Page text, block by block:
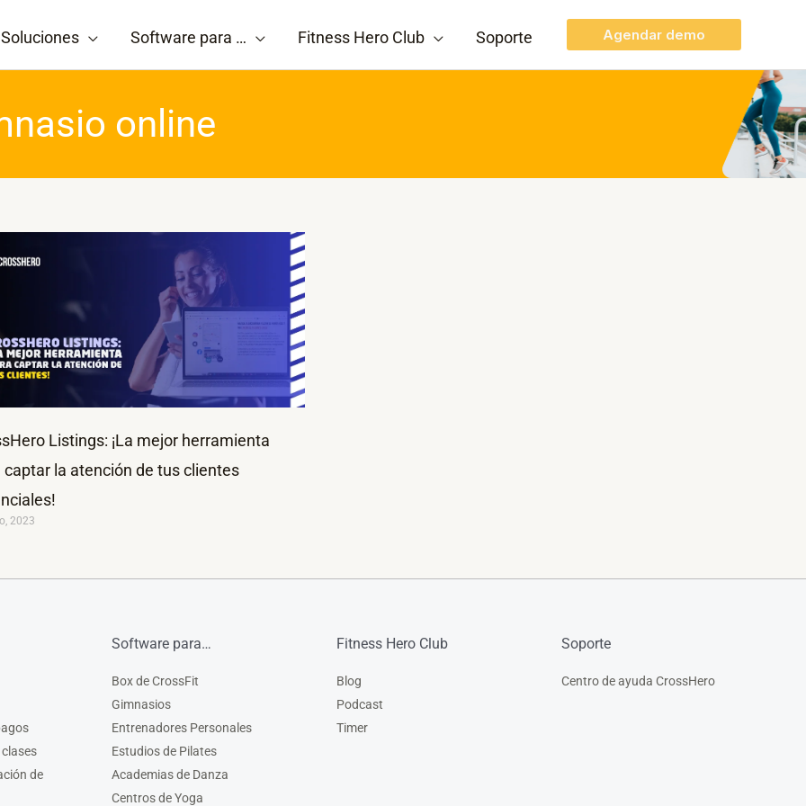
Soluciones Software para … Fitness Hero Club Soporte Agendar demo
online
Listings: ¡La mejor herramienta
captar la atención de tus clientes
2023
de
Software para…
Box de CrossFit
Gimnasios
Entrenadores Personales
Estudios de Pilates
Academias de Danza
Centros de Yoga
Fitness Hero Club
Blog
Podcast
Timer
Soporte
Centro de ayuda CrossHero